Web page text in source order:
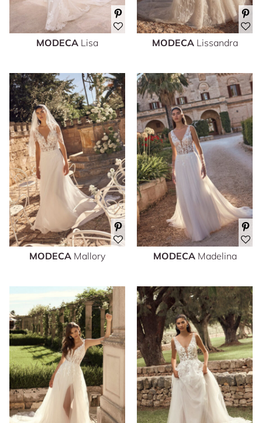
MODECA Lisa MODECA Lissandra
MODECA Mallory MODECA Madelina